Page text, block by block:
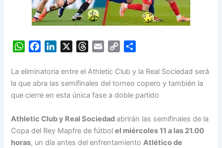
W
a
t
s
p
p
c
e
b
o
k
n
k
e
I
n
r
e
a
s
a
i
l
C
p
y
L
n
k
a
r
e
La eliminatoria entre el Athletic Club y la Real Sociedad será
la que abra las semifinales del torneo copero y también la
que cierre en esta única fase a doble partido
Athletic Club y Real Sociedadabrirán las semifinales de la
Copa del Rey Mapfre de fútbolel miércoles 11 a las 21.00
horas, un día antes del enfrentamientoAtlético de